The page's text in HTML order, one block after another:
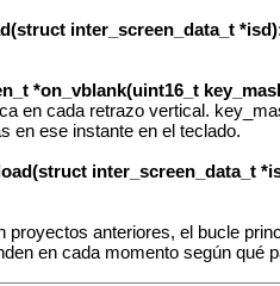
inter_screen_data_t *isd)
*on_vblank(uint16_t
en cada retrazo vertical.
en ese instante en el teclado.
inter_screen_data_t
proyectos anteriores, el bucle
en cada momento según qué